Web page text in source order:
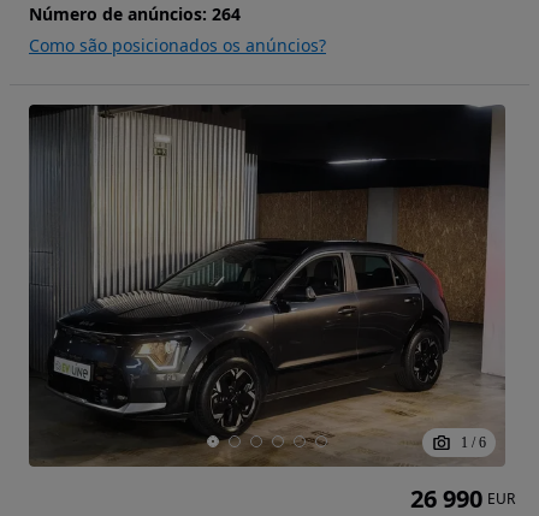
Número de anúncios: 264
Como são posicionados os anúncios?
1 / 6
26 990 EUR